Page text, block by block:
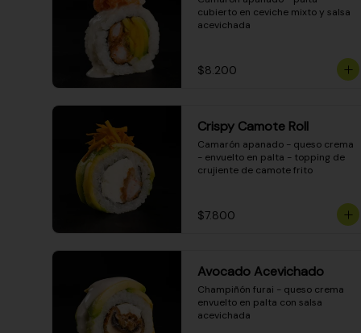
cubierto en ceviche mixto y salsa
acevichada
$8.200
Crispy Camote Roll
Camarón apanado - queso crema
- envuelto en palta - topping de
crujiente de camote frito
$7.800
Avocado Acevichado
Champiñón furai - queso crema
envuelto en palta con salsa
acevichada